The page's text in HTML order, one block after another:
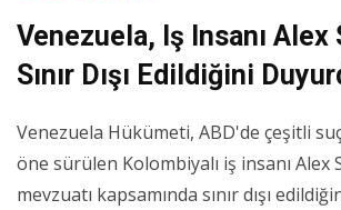
Venezuela, Iş Insanı Alex
Sınır Dışı Edildiğini
Venezuela Hükümeti, ABD'de çeşitli
öne sürülen Kolombiyalı iş insanı Alex
mevzuatı kapsamında sınır dışı